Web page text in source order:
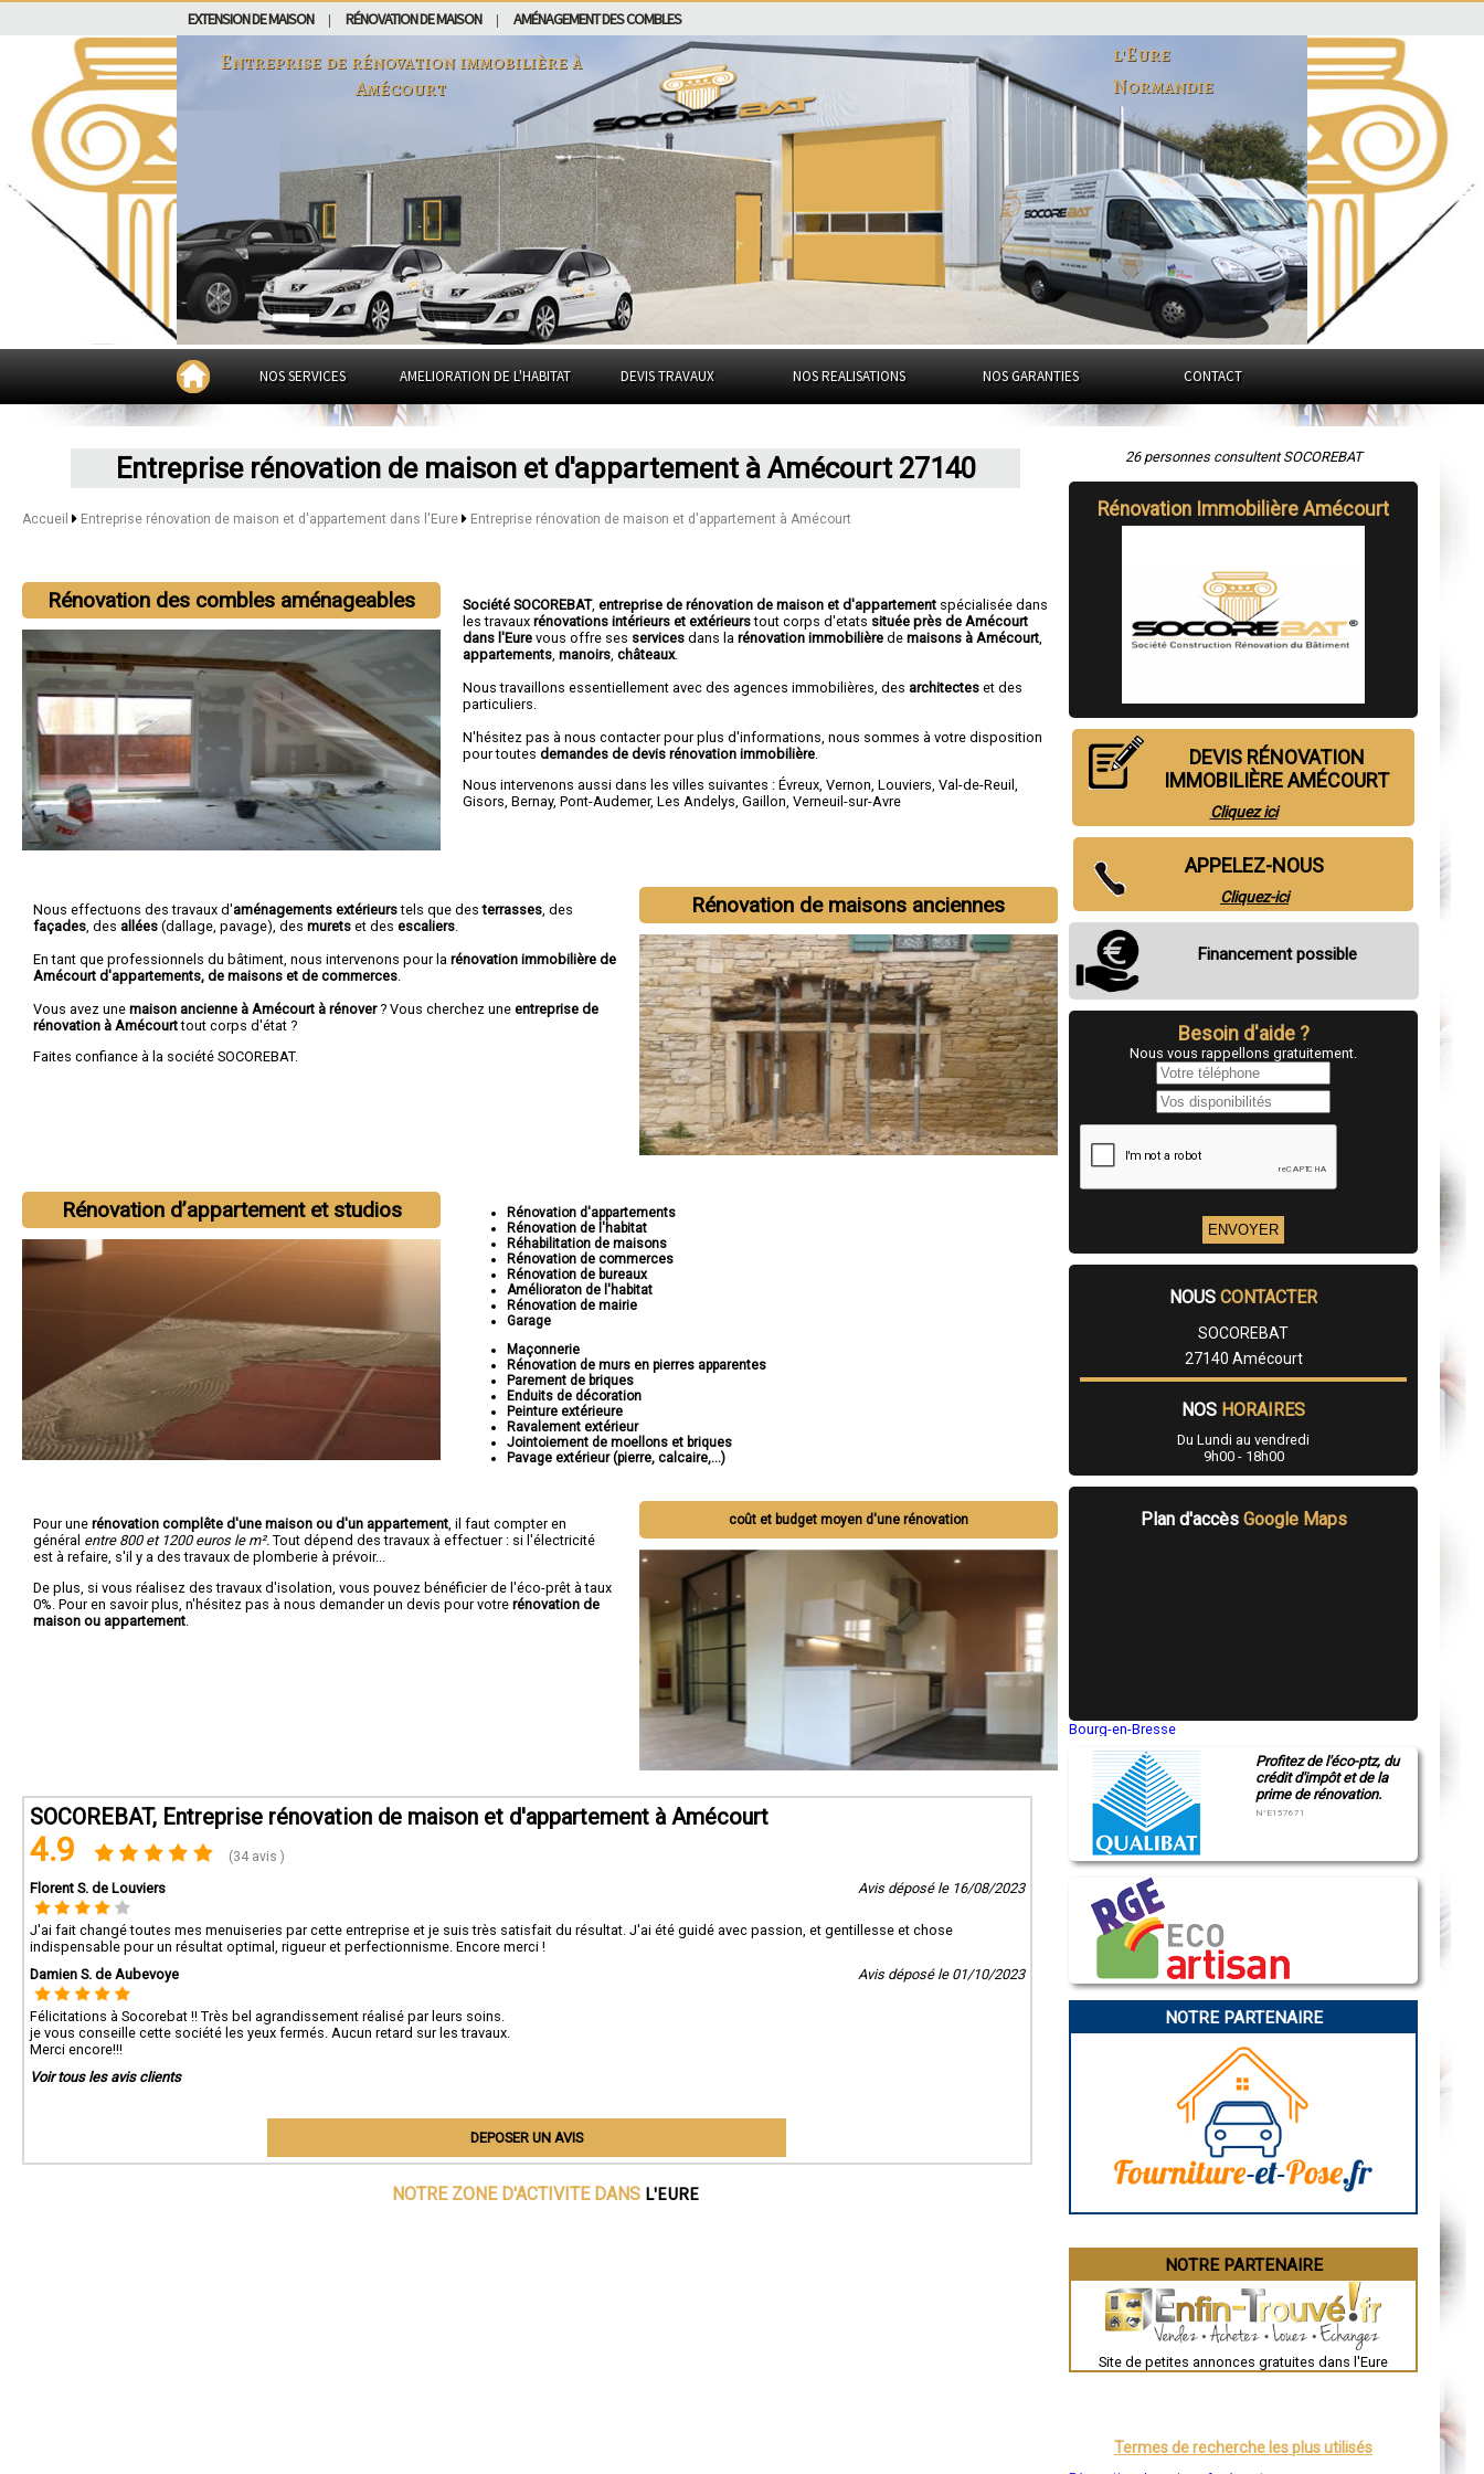
EXTENSION DE MAISON RÉNOVATION DE MAISON AMÉNAGEMENT DES COMBLES
Entreprise de rénovation immobilière à
Amécourt
l'Eure
Normandie
NOS SERVICES AMELIORATION DE L'HABITAT DEVIS TRAVAUX NOS REALISATIONS NOS GARANTIES CONTACT
Entreprise rénovation de maison et d'appartement à Amécourt 27140
Accueil Entreprise rénovation de maison et d'appartement dans l'Eure Entreprise rénovation de maison et d'appartement à Amécourt
Rénovation des combles aménageables Société SOCOREBAT,entreprise de rénovation de maison et d'appartement spécialisée dans
les travauxrénovations intérieurs et extérieurstout corps d'etats située près de Amécourt
dans l'Eurevous offre ses services dans larénovation immobilière demaisons à Amécourt
appartements ,manoirs ,châteaux.
Nous travaillons essentiellement avec des agences immobilières, des architectes et des
particuliers.
N'hésitez pas à nous contacter pour plus d'informations, nous sommes à votre disposition
pour toutesdemandes de devis rénovation immobilière
Nous intervenons aussi dans les villes suivantes :Évreux ,Vernon ,Louviers ,Val-de-Reuil
Gisors ,Bernay,Pont-Audemer,Les Andelys ,Gaillon ,Verneuil-sur-Avre
Rénovation de maisons anciennes
Nous effectuons des travaux d'aménagements extérieurstels que desterrasses , des
façades , des allées (dallage, pavage), des murets et des escaliers
En tant que professionnels du bâtiment, nous intervenons pour la rénovation immobilière de
Amécourt d'appartements, de maisons et de commerces
Vous avez une maison ancienne à Amécourt à rénover? Vous cherchez une entreprise de
rénovation à Amécourttout corps d'état ?
Faites confiance à la société SOCOREBAT.
Rénovation d’appartement et studios
Rénovation d'appartements
Rénovation de l'habitat
Réhabilitation de maisons
Rénovation de commerces
Rénovation de bureaux
Amélioraton de l'habitat
Rénovation de mairie
Garage
Maçonnerie
Rénovation de murs en pierres apparentes
Parement de briques
Enduits de décoration
Peinture extérieure
Ravalement extérieur
Jointoiement de moellons et briques
Pavage extérieur (pierre, calcaire,...)
coût et budget moyen d'une rénovation
Pour une rénovation complête d'une maison ou d'un appartement , il faut compter en
général entre 800 et 1200 euros le m². Tout dépend des travaux à effectuer : si l'électricité
est à refaire, s'il y a des travaux de plomberie à prévoir...
De plus, si vous réalisez des travaux d'isolation, vous pouvez bénéficier de l'éco-prêt à taux
0%. Pour en savoir plus, n'hésitez pas à nous demander un devis pour votre rénovation de
maison ou appartement
SOCOREBAT, Entreprise rénovation de maison et d'appartement à Amécourt
4.9 (34 avis )
Florent S. de Louviers Avis déposé le 16/08/2023
J'ai fait changé toutes mes menuiseries par cette entreprise et je suis très satisfait du résultat. J'ai été guidé avec passion, et gentillesse et chose
indispensable pour un résultat optimal, rigueur et perfectionnisme. Encore merci !
Damien S. de Aubevoye
Avis déposé le 01/10/2023
Félicitations à Socorebat !! Très bel agrandissement réalisé par leurs soins.
je vous conseille cette société les yeux fermés. Aucun retard sur les travaux.
Merci encore!!!
Voir tous les avis clients
DEPOSER UN AVIS
NOTRE ZONE D'ACTIVITE DANS L'EURE
26 personnes consultent SOCOREBAT
Rénovation Immobilière Amécourt
DEVIS RÉNOVATION
IMMOBILIÈRE AMÉCOURT
Cliquez ici
APPELEZ-NOUS
Cliquez-ici
Financement possible
Besoin d'aide ?
Nous vous rappellons gratuitement.
NOUS CONTACTER
SOCOREBAT
27140 Amécourt
NOS HORAIRES
Du Lundi au vendredi
9h00 - 18h00
Plan d'accès Google Maps
Bourg-en-Bresse
Montluçon
Manosque
Gap
Charleville-Mézières
Pamiers
Narbonne
Rodez
Marseille
Caen
Angoulême
La Rochelle
Brive-la-Gaillarde
Chartres
Toulouse
Châteauroux
Grenoble
Mont-de-Marsan
Blois
Orléans
Profitez de l'éco-ptz, du
crédit d'impôt et de la
prime de rénovation.
N°E157671
NOTRE PARTENAIRE
NOTRE PARTENAIRE
Site de petites annonces gratuites dans l'Eure
Termes de recherche les plus utilisés